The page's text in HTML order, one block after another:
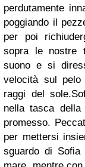
perdutamente
poggiando il
per poi
sopra le nostre
suono e si
velocità sul pelo
raggi del
nella tasca della
promesso.
per mettersi
sguardo di